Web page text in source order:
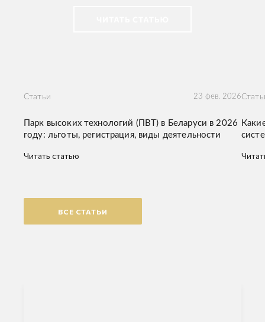
Статьи 23 фев. 2026
Парк высоких технологий (ПВТ) в Беларуси в 2026
году: льготы, регистрация, виды деятельности
Читать статью
ВСЕ СТАТЬИ